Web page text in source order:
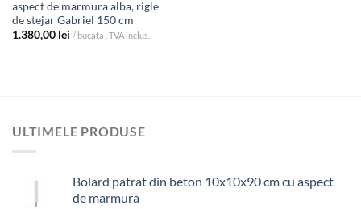
aspect de marmura alba, rigle
de stejar Gabriel 150 cm
1.380,00 lei / bucata . TVA inclus.
ULTIMELE PRODUSE
Bolard patrat din beton 10x10x90 cm cu aspect
de marmura